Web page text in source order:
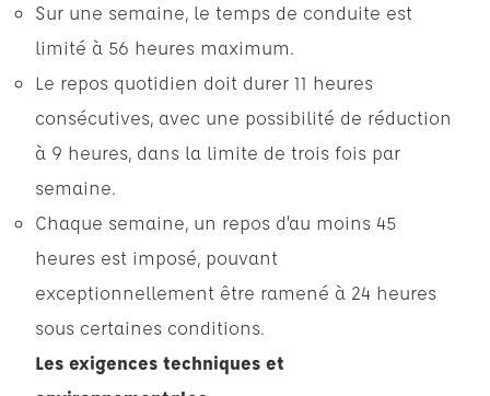
Sur une semaine, le temps de conduite est
limité à 56 heures maximum.
Le repos quotidien doit durer 11 heures
consécutives, avec une possibilité de réduction
à 9 heures, dans la limite de trois fois par
semaine.
Chaque semaine, un repos d’au moins 45
heures est imposé, pouvant
exceptionnellement être ramené à 24 heures
sous certaines conditions.
Les exigences techniques et